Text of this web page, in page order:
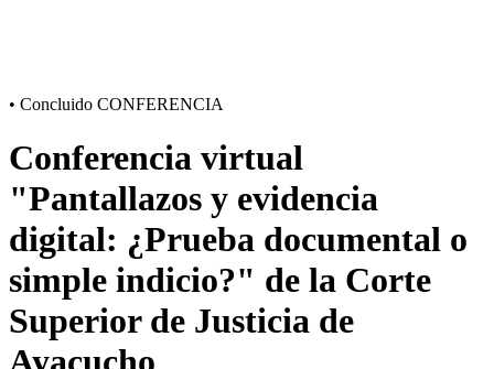
• Concluido CONFERENCIA
Conferencia virtual
"Pantallazos y evidencia
digital: ¿Prueba documental o
simple indicio?" de la Corte
Superior de Justicia de